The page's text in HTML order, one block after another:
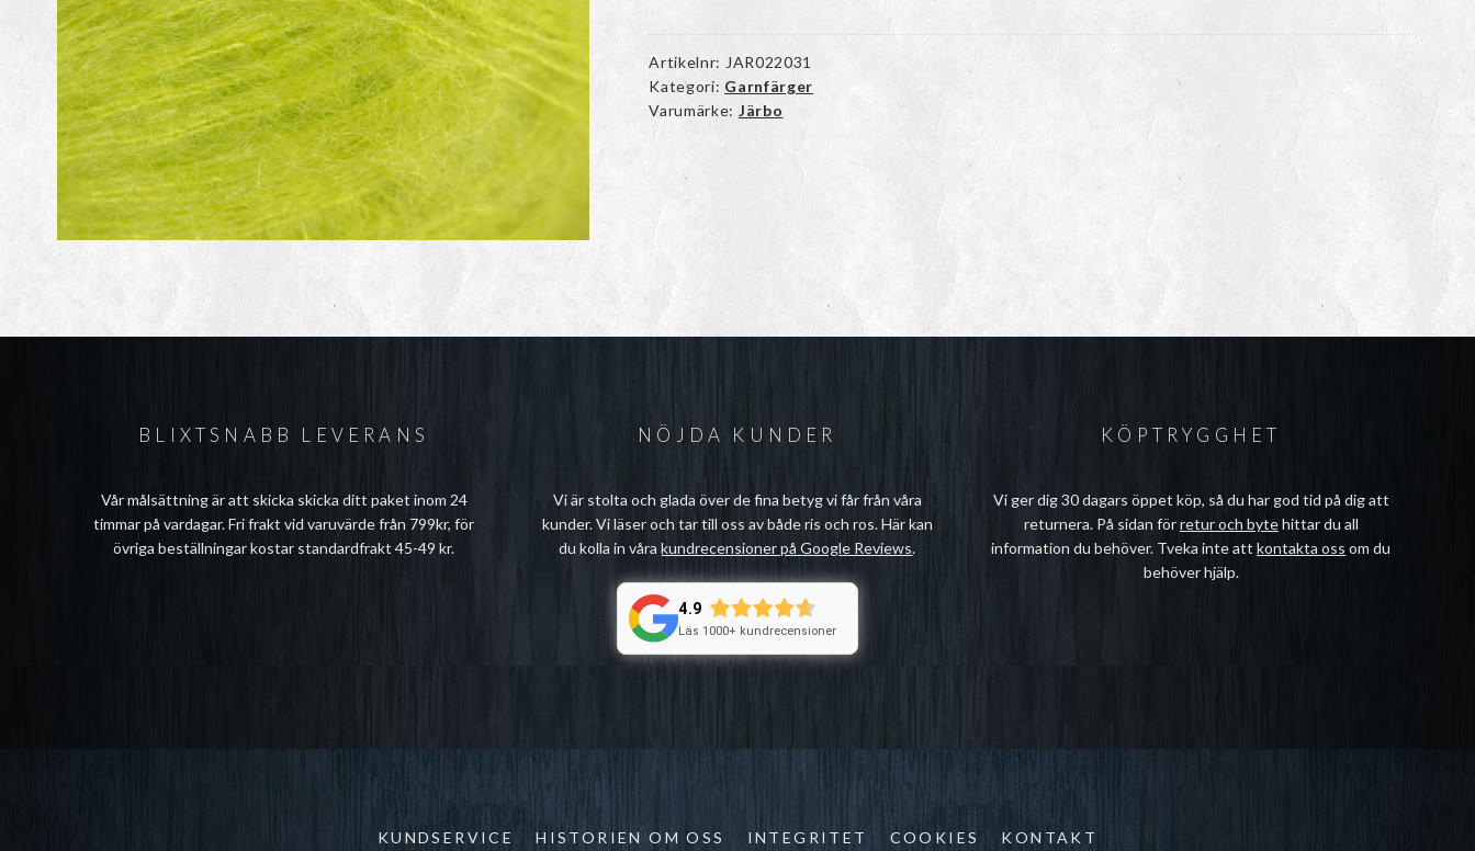
Artikelnr: JAR022031
Kategori: Garnfärger
Varumärke: Järbo
BLIXTSNABB LEVERANS
Vår målsättning är att skicka skicka ditt paket inom 24
timmar på vardagar. Fri frakt vid varuvärde från 799kr, för
övriga beställningar kostar standardfrakt 45-49 kr.
NÖJDA KUNDER
Vi är stolta och glada över de fina betyg vi får från våra
kunder. Vi läser och tar till oss av både ris och ros. Här kan
du kolla in vårakundrecensioner på Google Reviews.
4.9
Läs 1000+ kundrecensioner
KÖPTRYGGHET
Vi ger dig 30 dagars öppet köp, så du har god tid på dig att
returnera. På sidan förretur och bytehittar du all
information du behöver. Tveka inte attkontakta oss om du
behöver hjälp.
KUNDSERVICE HISTORIEN OM OSS INTEGRITET COOKIES KONTAKT